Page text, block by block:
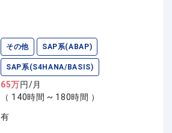
その他 SAP系(ABAP)
SAP系(S4HANA/BASIS)
65万円/月
（ 140時間 ~ 180時間 ）
有